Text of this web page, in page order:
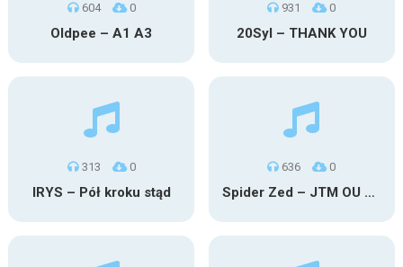
604 0
Oldpee – A1 A3
931 0
20Syl – THANK YOU
313 0
IRYS – Pół kroku stąd
636 0
Spider Zed – JTM OU TG